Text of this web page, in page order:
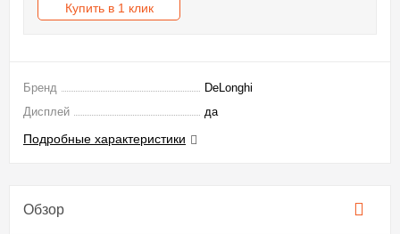
Купить в 1 клик
Бренд
DeLonghi
Дисплей
да
Подробные характеристики
Обзор